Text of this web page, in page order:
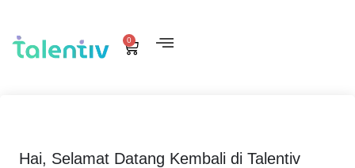
0
Hai, Selamat Datang Kembali di Talentiv